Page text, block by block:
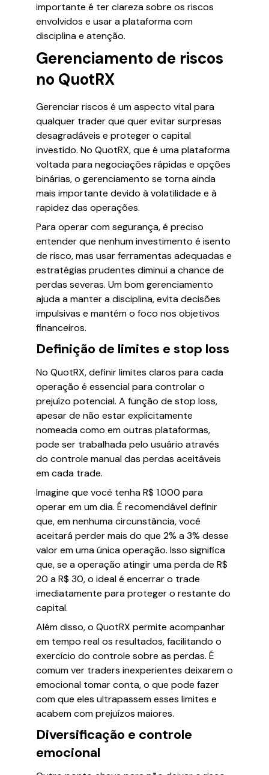
importante é ter clareza sobre os riscos
envolvidos e usar a plataforma com
disciplina e atenção.
Gerenciamento de riscos
no QuotRX
Gerenciar riscos é um aspecto vital para
qualquer trader que quer evitar surpresas
desagradáveis e proteger o capital
investido. No QuotRX, que é uma plataforma
voltada para negociações rápidas e opções
binárias, o gerenciamento se torna ainda
mais importante devido à volatilidade e à
rapidez das operações.
Para operar com segurança, é preciso
entender que nenhum investimento é isento
de risco, mas usar ferramentas adequadas e
estratégias prudentes diminui a chance de
perdas severas. Um bom gerenciamento
ajuda a manter a disciplina, evita decisões
impulsivas e mantém o foco nos objetivos
financeiros.
Definição de limites e stop loss
No QuotRX, definir limites claros para cada
operação é essencial para controlar o
prejuízo potencial. A função de stop loss,
apesar de não estar explicitamente
nomeada como em outras plataformas,
pode ser trabalhada pelo usuário através
do controle manual das perdas aceitáveis
em cada trade.
Imagine que você tenha R$ 1.000 para
operar em um dia. É recomendável definir
que, em nenhuma circunstância, você
aceitará perder mais do que 2% a 3% desse
valor em uma única operação. Isso significa
que, se a operação atingir uma perda de R$
20 a R$ 30, o ideal é encerrar o trade
imediatamente para proteger o restante do
capital.
Além disso, o QuotRX permite acompanhar
em tempo real os resultados, facilitando o
exercício do controle sobre as perdas. É
comum ver traders inexperientes deixarem o
emocional tomar conta, o que pode fazer
com que eles ultrapassem esses limites e
acabem com prejuízos maiores.
Diversificação e controle
emocional